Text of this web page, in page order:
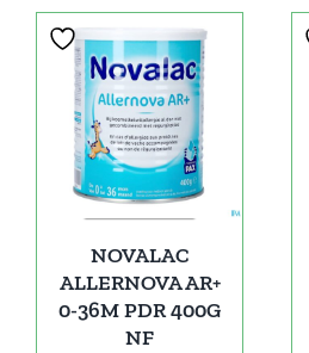
NOVALAC
ALLERNOVA AR+
0-36M PDR 400G
NF